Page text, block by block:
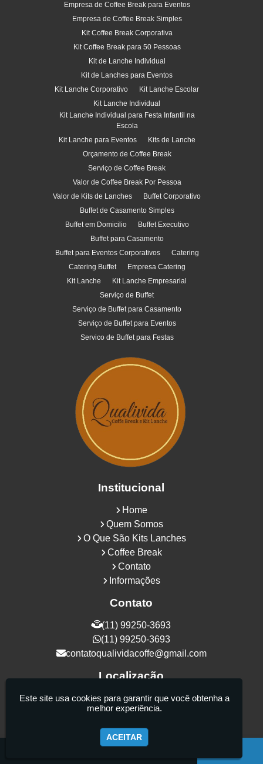
Empresa de Coffee Break para Eventos
Empresa de Coffee Break Simples
Kit Coffee Break Corporativa
Kit Coffee Break para 50 Pessoas
Kit de Lanche Individual
Kit de Lanches para Eventos
Kit Lanche Corporativo
Kit Lanche Escolar
Kit Lanche Individual
Kit Lanche Individual para Festa Infantil na
Escola
Kit Lanche para Eventos
Kits de Lanche
Orçamento de Coffee Break
Serviço de Coffee Break
Valor de Coffee Break Por Pessoa
Valor de Kits de Lanches
Buffet Corporativo
Buffet de Casamento Simples
Buffet em Domicilio
Buffet Executivo
Buffet para Casamento
Buffet para Eventos Corporativos
Catering
Catering Buffet
Empresa Catering
Kit Lanche
Kit Lanche Empresarial
Serviço de Buffet
Serviço de Buffet para Casamento
Serviço de Buffet para Eventos
Servico de Buffet para Festas
Institucional
Home
Quem Somos
O Que São Kits Lanches
Coffee Break
Contato
Informações
Contato
(11) 99250-3693
(11) 99250-3693
contatoqualividacoffe@gmail.com
Localização
Rua Samurais, 27 - Vila Maria Alta - São
Paulo / SP - CEP: 02130-080
Este site usa cookies para garantir que você obtenha a
melhor experiência.
ACEITAR